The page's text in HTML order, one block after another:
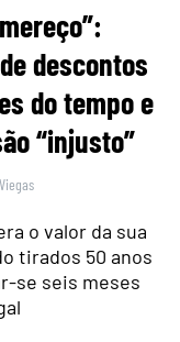
descontos
do tempo e
“injusto”
o valor da sua
tirados 50 anos
se seis meses